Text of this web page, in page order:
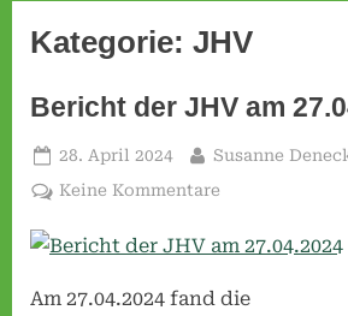
ä
t
e
Kategorie: JHV
Bericht der JHV am
Posted
on
28. April 2024 By
Susanne
Keine Kommentare
der
am
Am 27.04.2024 fand die